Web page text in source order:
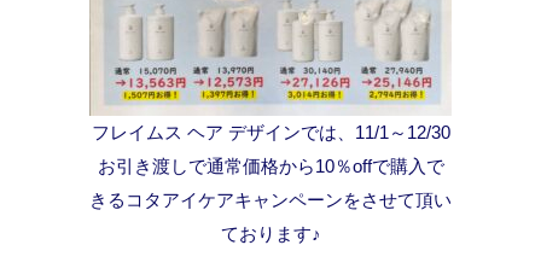
フレイムス ヘア デザインでは、11/1～12/30
お引き渡しで通常価格から10％offで購入で
きるコタアイケアキャンペーンをさせて頂い
ております♪